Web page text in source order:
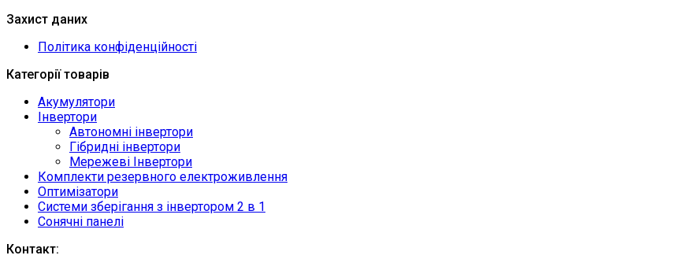
Захист даних
Політика конфіденційності
Категорії товарів
Акумулятори
Інвертори
Автономні інвертори
Гібридні інвертори
Мережеві Інвертори
Комплекти резервного електроживлення
Оптимізатори
Системи зберігання з інвертором 2 в 1
Сонячні панелі
Контакт: